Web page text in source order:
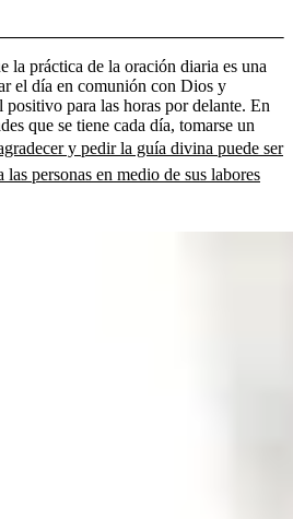
la práctica de la oración diaria es una
el día en comunión con Dios y
positivo para las horas por delante. En
que se tiene cada día, tomarse un
y pedir la guía divina puede ser
personas en medio de sus labores